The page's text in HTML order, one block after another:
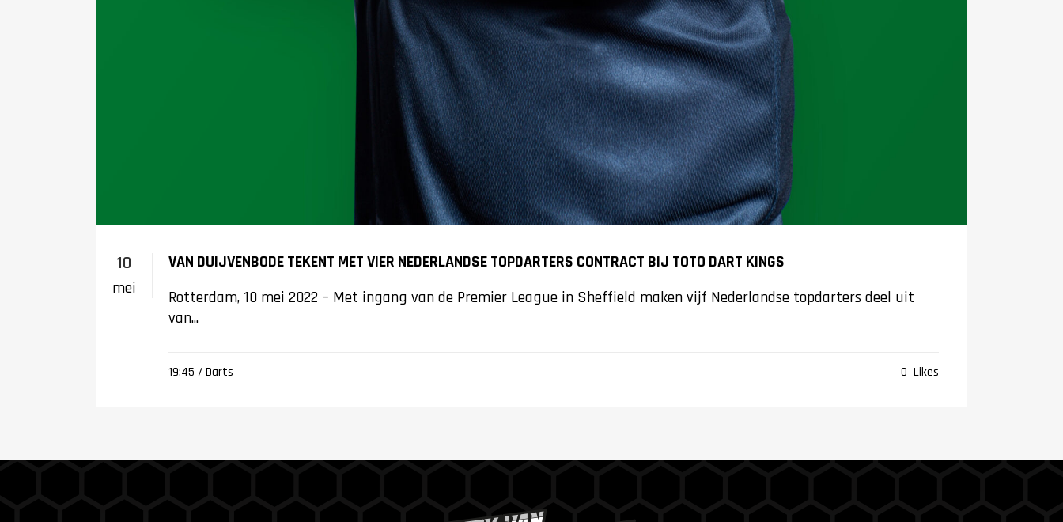
10
mei
VAN DUIJVENBODE TEKENT MET VIER NEDERLANDSE TOPDARTERS CONTRACT BIJ TOTO DART KINGS
Rotterdam, 10 mei 2022 – Met ingang van de Premier League in Sheffield maken vijf Nederlandse topdarters deel uit
van...
19:45 /Darts 0 Likes